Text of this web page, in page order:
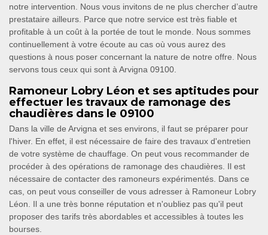
notre intervention. Nous vous invitons de ne plus chercher d’autre
prestataire ailleurs. Parce que notre service est très fiable et
profitable à un coût à la portée de tout le monde. Nous sommes
continuellement à votre écoute au cas où vous aurez des
questions à nous poser concernant la nature de notre offre. Nous
servons tous ceux qui sont à Arvigna 09100.
Ramoneur Lobry Léon et ses aptitudes pour
effectuer les travaux de ramonage des
chaudières dans le 09100
Dans la ville de Arvigna et ses environs, il faut se préparer pour
l'hiver. En effet, il est nécessaire de faire des travaux d'entretien
de votre système de chauffage. On peut vous recommander de
procéder à des opérations de ramonage des chaudières. Il est
nécessaire de contacter des ramoneurs expérimentés. Dans ce
cas, on peut vous conseiller de vous adresser à Ramoneur Lobry
Léon. Il a une très bonne réputation et n'oubliez pas qu'il peut
proposer des tarifs très abordables et accessibles à toutes les
bourses.